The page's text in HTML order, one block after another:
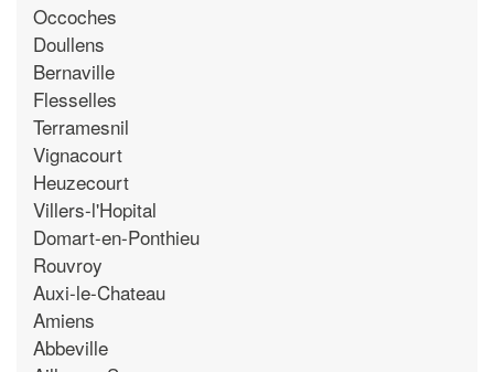
Occoches
Doullens
Bernaville
Flesselles
Terramesnil
Vignacourt
Heuzecourt
Villers-l'Hopital
Domart-en-Ponthieu
Rouvroy
Auxi-le-Chateau
Amiens
Abbeville